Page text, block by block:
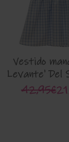
Vestido
Levante' Del
42,95€